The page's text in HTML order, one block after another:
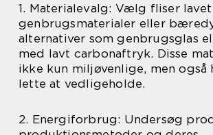
1. Materialevalg: Vælg fliser lavet
genbrugsmaterialer eller
alternativer som genbrugsglas
med lavt carbonaftryk. Disse
ikke kun miljøvenlige, men også
lette at vedligeholde.
2. Energiforbrug: Undersøg